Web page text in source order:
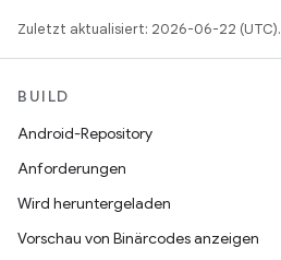
Zuletzt aktualisiert: 2026-06-22 (UTC).
BUILD
Android-Repository
Anforderungen
Wird heruntergeladen
Vorschau von Binärcodes anzeigen